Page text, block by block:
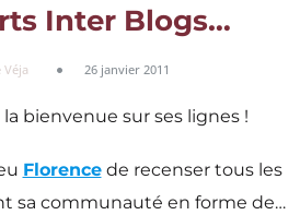
Inter Blogs…
Véja 26 janvier 2011
bienvenue sur ses lignes !
Florencede recenser tous les
sa communauté en forme de…